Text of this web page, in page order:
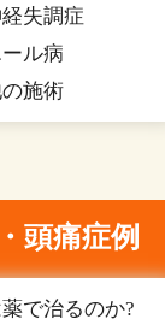
失調症
ル病
施術
頭痛症例
で治るのか?